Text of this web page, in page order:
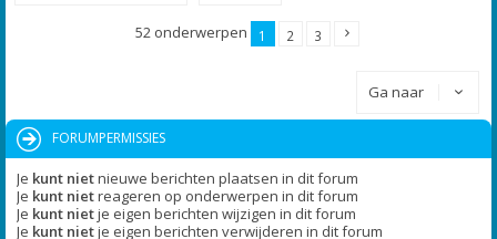
52 onderwerpen 1 2 3
Ga naar
FORUMPERMISSIES
Je kunt nietnieuwe berichten plaatsen in dit forum
Je kunt nietreageren op onderwerpen in dit forum
Je kunt nietje eigen berichten wijzigen in dit forum
Je kunt nietje eigen berichten verwijderen in dit forum